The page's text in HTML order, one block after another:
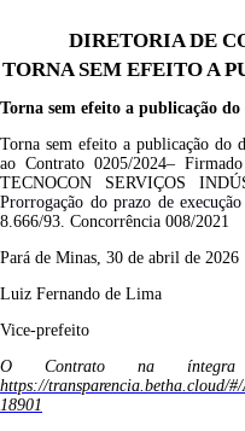
DIRETORIA DE
TORNA SEM EFEITO A
Torna sem efeito a publicação do
Torna sem efeito a publicação do
ao Contrato 0205/2024–
TECNOCON SERVIÇOS
Prorrogação do prazo de
8.666/93. Concorrência 008/2021
Pará de Minas, 30 de abril de 2026
Luiz Fernando de Lima
Vice-prefeito
O Contrato na
https://transparencia.betha.cloud/
18901